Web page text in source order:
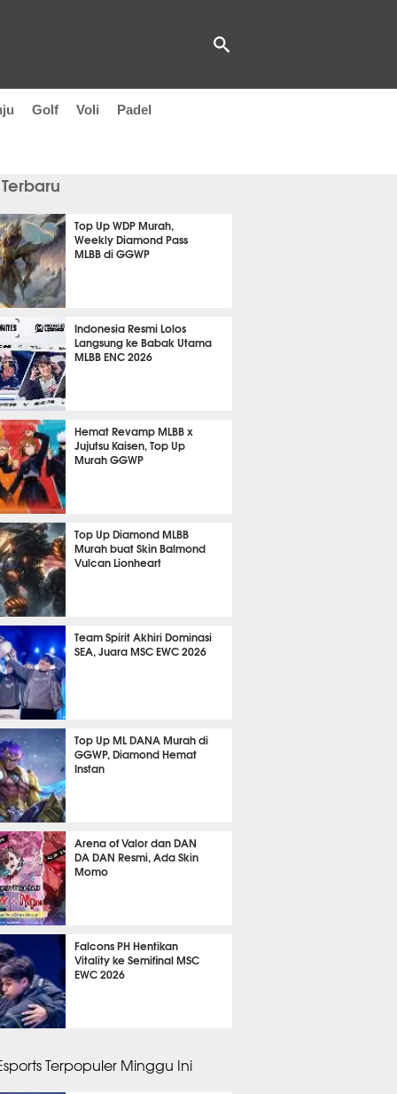
Golf Voli Padel
Top Up WDP Murah,
Weekly Diamond Pass
MLBB di GGWP
jam lalu
Indonesia Resmi Lolos
Langsung ke Babak Utama
MLBB ENC 2026
jam lalu
Hemat Revamp MLBB x
Jujutsu Kaisen, Top Up
Murah GGWP
jam lalu
Top Up Diamond MLBB
Murah buat Skin Balmond
Vulcan Lionheart
5 jam lalu
Team Spirit Akhiri Dominasi
SEA, Juara MSC EWC 2026
jam lalu
Top Up ML DANA Murah di
GGWP, Diamond Hemat
Instan
1 hari lalu
Arena of Valor dan DAN
DA DAN Resmi, Ada Skin
Momo
1 hari lalu
Falcons PH Hentikan
Vitality ke Semifinal MSC
EWC 2026
Terpopuler Minggu Ini